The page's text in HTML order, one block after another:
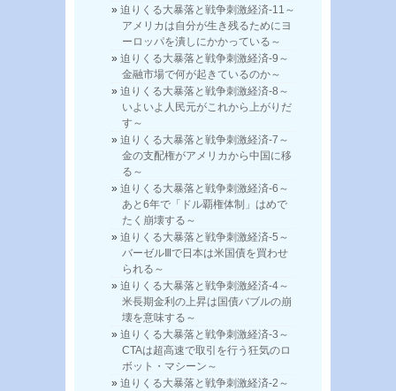
迫りくる大暴落と戦争刺激経済-11～
アメリカは自分が生き残るためにヨ
ーロッパを潰しにかかっている～
迫りくる大暴落と戦争刺激経済-9～
金融市場で何が起きているのか～
迫りくる大暴落と戦争刺激経済-8～
いよいよ人民元がこれから上がりだ
す～
迫りくる大暴落と戦争刺激経済-7～
金の支配権がアメリカから中国に移
る～
迫りくる大暴落と戦争刺激経済-6～
あと6年で「ドル覇権体制」はめで
たく崩壊する～
迫りくる大暴落と戦争刺激経済-5～
バーゼルⅢで日本は米国債を買わせ
られる～
迫りくる大暴落と戦争刺激経済-4～
米長期金利の上昇は国債バブルの崩
壊を意味する～
迫りくる大暴落と戦争刺激経済-3～
CTAは超高速で取引を行う狂気のロ
ボット・マシーン～
迫りくる大暴落と戦争刺激経済-2～